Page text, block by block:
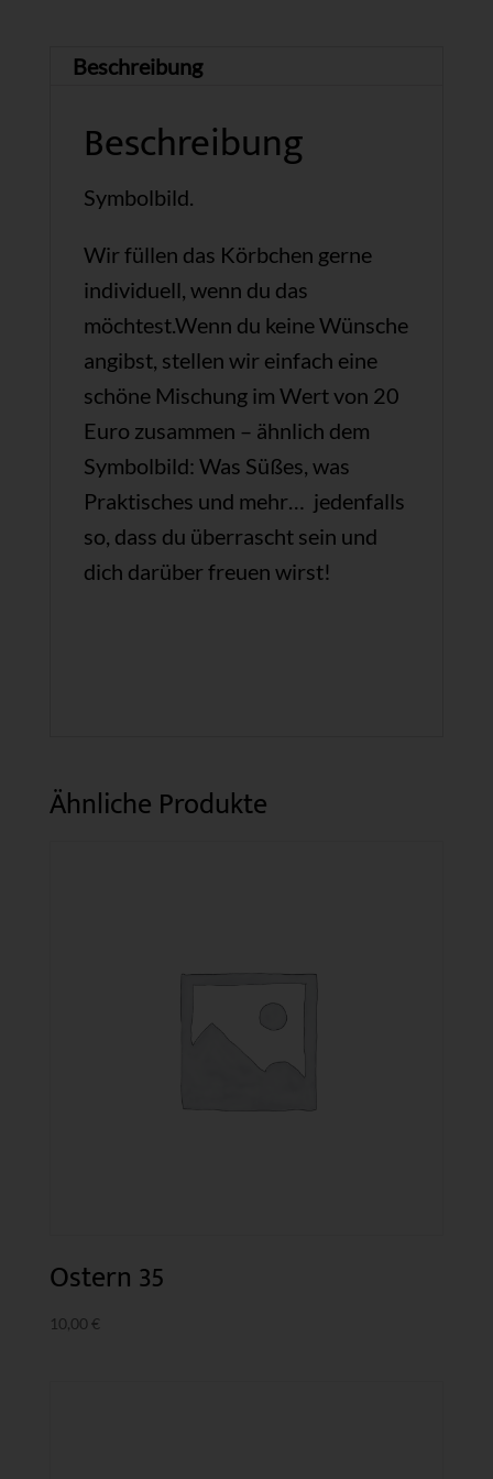
Beschreibung
Beschreibung
Symbolbild.
Wir füllen das Körbchen gerne
individuell, wenn du das
möchtest.Wenn du keine Wünsche
angibst, stellen wir einfach eine
schöne Mischung im Wert von 20
Euro zusammen – ähnlich dem
Symbolbild: Was Süßes, was
Praktisches und mehr… jedenfalls
so, dass du überrascht sein und
dich darüber freuen wirst!
Ähnliche Produkte
Ostern 35
10,00 €